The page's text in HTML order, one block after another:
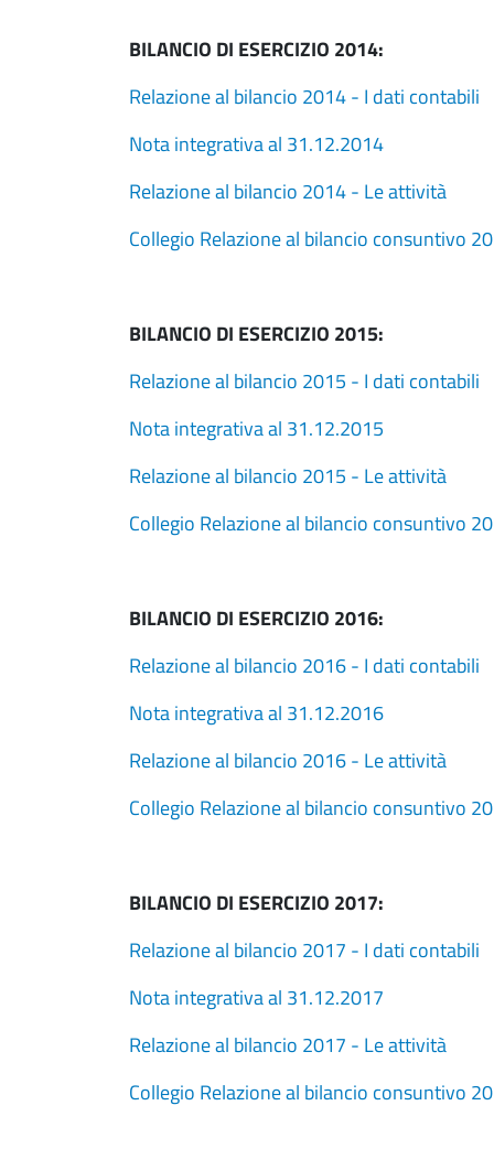
BILANCIO DI ESERCIZIO 2014:
Relazione al bilancio 2014 - I dati contabili
Nota integrativa al 31.12.2014
Relazione al bilancio 2014 - Le attività
Collegio Relazione al bilancio consuntivo
BILANCIO DI ESERCIZIO 2015:
Relazione al bilancio 2015 - I dati contabili
Nota integrativa al 31.12.2015
Relazione al bilancio 2015 - Le attività
Collegio Relazione al bilancio consuntivo
BILANCIO DI ESERCIZIO 2016:
Relazione al bilancio 2016 - I dati contabili
Nota integrativa al 31.12.2016
Relazione al bilancio 2016 - Le attività
Collegio Relazione al bilancio consuntivo
BILANCIO DI ESERCIZIO 2017:
Relazione al bilancio 2017 - I dati contabili
Nota integrativa al 31.12.2017
Relazione al bilancio 2017 - Le attività
Collegio Relazione al bilancio consuntivo